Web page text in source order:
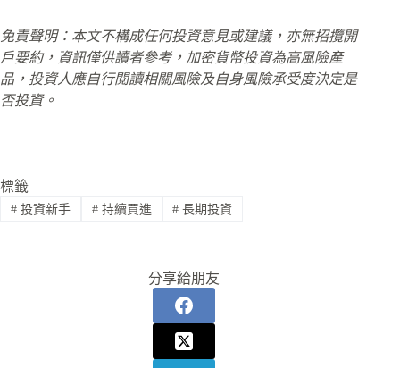
免責聲明：本文不構成任何投資意見或建議，亦無招攬開
戶要約，資訊僅供讀者參考，加密貨幣投資為高風險產
品，投資人應自行閱讀相關風險及自身風險承受度決定是
否投資。
標籤
#投資新手 #持續買進 # 長期投資
分享給朋友